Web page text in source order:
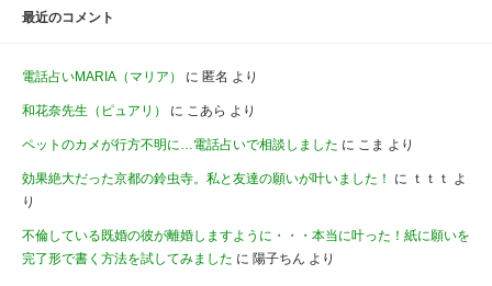
最近のコメント
電話占いMARIA（マリア） に 匿名 より
和花奈先生（ピュアリ） に こあら より
ペットのカメが行方不明に…電話占いで相談しました に こま より
効果絶大だった京都の鈴虫寺。私と友達の願いが叶いました！ に ｔｔｔ
よ
り
不倫している既婚の彼が離婚しますように・・・本当に叶った！紙に願いを
完了形で書く方法を試してみました に 陽子ちん より